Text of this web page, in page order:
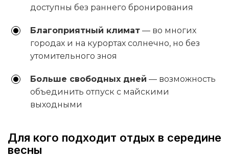
доступны без раннего бронирования
Благоприятный климат — во многих
городах и на курортах солнечно, но без
утомительного зноя
Больше свободных дней — возможность
объединить отпуск с майскими
выходными
Для кого подходит отдых в середине
весны